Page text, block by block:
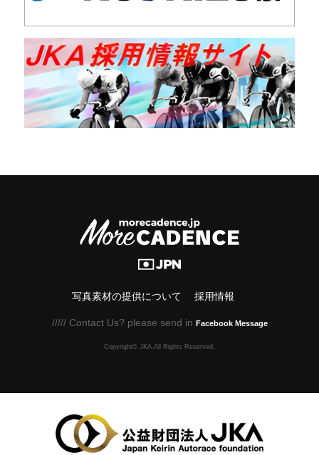
写真素材の提供について 採用情報
///// Contact Us? please send in Facebook Message
Copyright© JKA.All Rights Reserved.